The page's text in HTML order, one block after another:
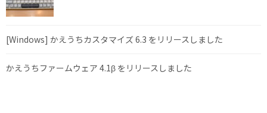
[Windows] かえうちカスタマイズ 6.3 をリリースしました
かえうちファームウェア 4.1β をリリースしました